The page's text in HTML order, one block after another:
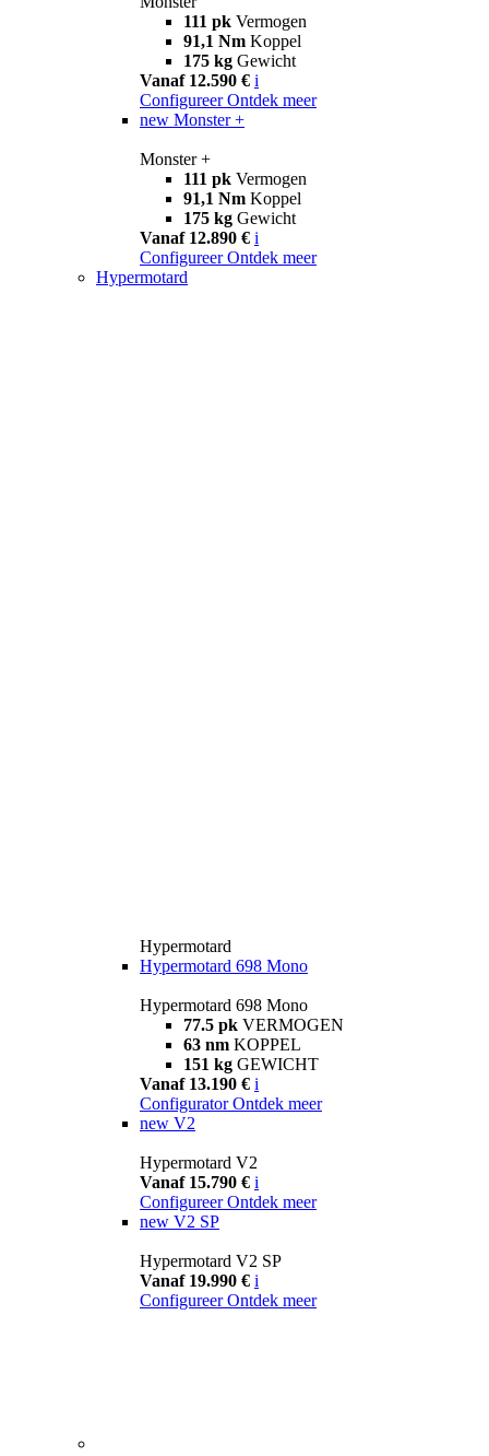
111 pk Vermogen
91,1 Nm Koppel
175 kg Gewicht
Vanaf 12.590 € i
Configureer Ontdek meer
new Monster +
Monster +
111 pk Vermogen
91,1 Nm Koppel
175 kg Gewicht
Vanaf 12.890 € i
Configureer Ontdek meer
Hypermotard
Hypermotard
Hypermotard 698 Mono
Hypermotard 698 Mono
77.5 pk VERMOGEN
63 nm KOPPEL
151 kg GEWICHT
Vanaf 13.190 € i
Configurator Ontdek meer
new V2
Hypermotard V2
Vanaf 15.790 € i
Configureer Ontdek meer
new V2 SP
Hypermotard V2 SP
Vanaf 19.990 € i
Configureer Ontdek meer